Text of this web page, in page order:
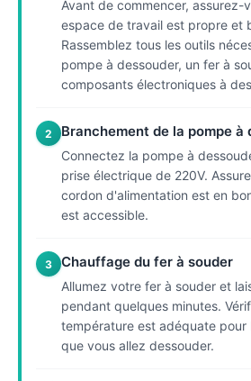
Avant de commencer, assurez-
espace de travail est propre et
Rassemblez tous les outils
pompe à dessouder, un fer à
composants électroniques à
2 Branchement de la pompe à
Connectez la pompe à
prise électrique de 220V.
cordon d'alimentation est en
est accessible.
3 Chauffage du fer à souder
Allumez votre fer à souder et
pendant quelques minutes.
température est adéquate
que vous allez dessouder.